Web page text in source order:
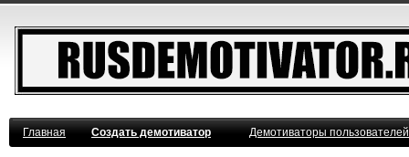
Главная Создать демотиватор Демотиваторы